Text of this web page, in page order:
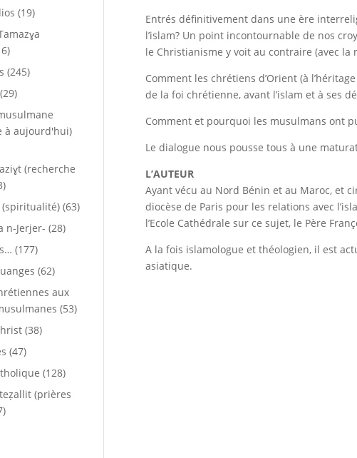
Entrés définitivement dans une ère
l’islam? Un point incontournable de nos
le Christianisme y voit au contraire (avec
Comment les chrétiens d’Orient (à
de la foi chrétienne, avant l’islam et à ses
Comment et pourquoi les musulmans ont
Le dialogue nous pousse tous à une
L’AUTEUR
Ayant vécu au Nord Bénin et au Maroc, et
diocèse de Paris pour les relations avec
l’Ecole Cathédrale sur ce sujet, le Père
A la fois islamologue et théologien, il est
asiatique.
(19)
(245)
(29)
à aujourd'hui)
(recherche
(spiritualité) (63)
n-Jerjer- (28)
(177)
(62)
aux
(53)
(38)
(47)
(128)
(prières